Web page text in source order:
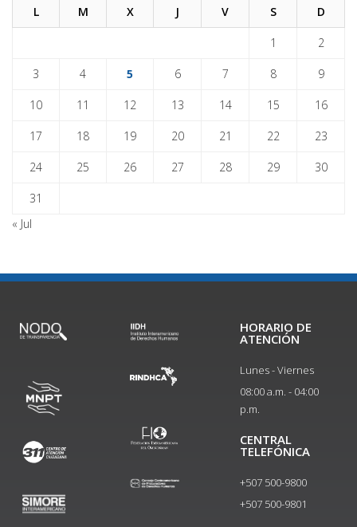
L M X J V S D
1 2
3 4 5 6 7 8 9
10 11 12 13 14 15 16
17 18 19 20 21 22 23
24 25 26 27 28 29 30
31
« Jul
HORARIO DE
ATENCIÓN
Lunes - Viernes
08:00 a.m. - 04:00
p.m.
CENTRAL
TELEFÓNICA
+507 500-9800
+507 500-9801​